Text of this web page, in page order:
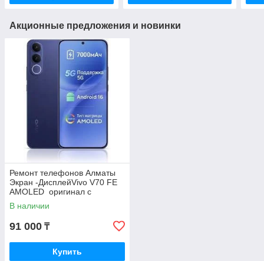
Акционные предложения и новинки
Ремонт телефонов Алматы
Экран -ДисплейVivo V70 FE
AMOLED оригинал с
Гарантией
В наличии
91 000 ₸
Купить